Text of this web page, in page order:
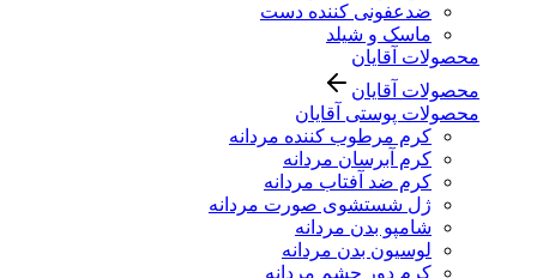
ضدعفونی کننده دست
ماسک و شیلد
محصولات آقایان
محصولات آقایان
محصولات پوستی آقایان
کرم مرطوب کننده مردانه
کرم آبرسان مردانه
کرم ضد آفتاب مردانه
ژل شستشوی صورت مردانه
شامپو بدن مردانه
لوسیون بدن مردانه
کرم دور چشم مردانه